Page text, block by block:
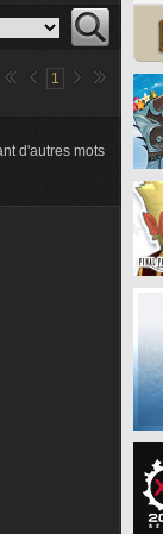
1
d'autres mots